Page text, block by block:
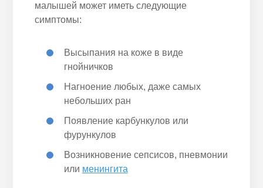
малышей может иметь следующие
симптомы:
Высыпания на коже в виде
гнойничков
Нагноение любых, даже самых
небольших ран
Появление карбункулов или
фурункулов
Возникновение сепсисов, пневмонии
или менингита